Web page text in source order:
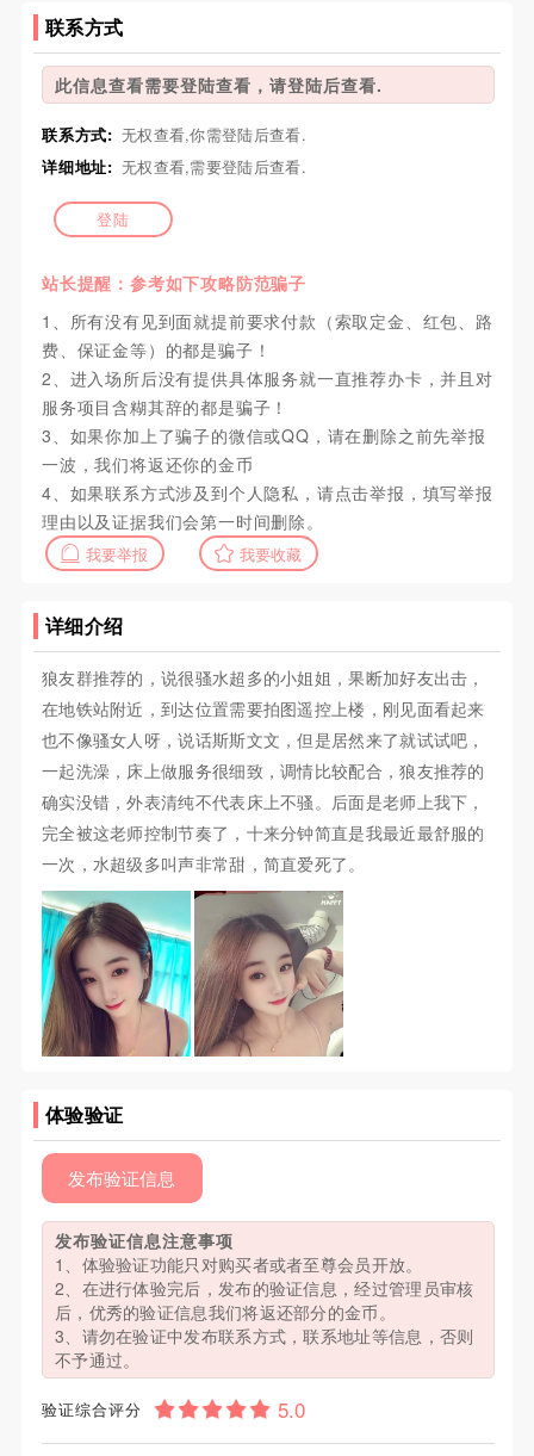
联系方式
此信息查看需要登陆查看，请登陆后查看.
联系方式: 无权查看,你需登陆后查看.
详细地址: 无权查看,需要登陆后查看.
登陆
站长提醒：参考如下攻略防范骗子
1、所有没有见到面就提前要求付款（索取定金、红包、路
费、保证金等）的都是骗子！
2、进入场所后没有提供具体服务就一直推荐办卡，并且对
服务项目含糊其辞的都是骗子！
3、如果你加上了骗子的微信或QQ，请在删除之前先举报
一波，我们将返还你的金币
4、如果联系方式涉及到个人隐私，请点击举报，填写举报
理由以及证据我们会第一时间删除。
我要举报 我要收藏
详细介绍
狼友群推荐的，说很骚水超多的小姐姐，果断加好友出击，
在地铁站附近，到达位置需要拍图遥控上楼，刚见面看起来
也不像骚女人呀，说话斯斯文文，但是居然来了就试试吧，
一起洗澡，床上做服务很细致，调情比较配合，狼友推荐的
确实没错，外表清纯不代表床上不骚。后面是老师上我下，
完全被这老师控制节奏了，十来分钟简直是我最近最舒服的
一次，水超级多叫声非常甜，简直爱死了。
体验验证
发布验证信息
发布验证信息注意事项
1、体验验证功能只对购买者或者至尊会员开放。
2、在进行体验完后，发布的验证信息，经过管理员审核
后，优秀的验证信息我们将返还部分的金币。
3、请勿在验证中发布联系方式，联系地址等信息，否则
不予通过。
验证综合评分